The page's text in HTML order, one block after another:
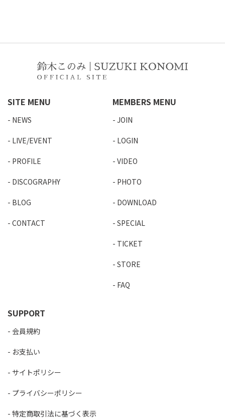
SITE MENU
NEWS
LIVE/EVENT
PROFILE
DISCOGRAPHY
BLOG
CONTACT
MEMBERS MENU
JOIN
LOGIN
VIDEO
PHOTO
DOWNLOAD
SPECIAL
TICKET
STORE
FAQ
SUPPORT
会員規約
お支払い
サイトポリシー
プライバシーポリシー
特定商取引法に基づく表示